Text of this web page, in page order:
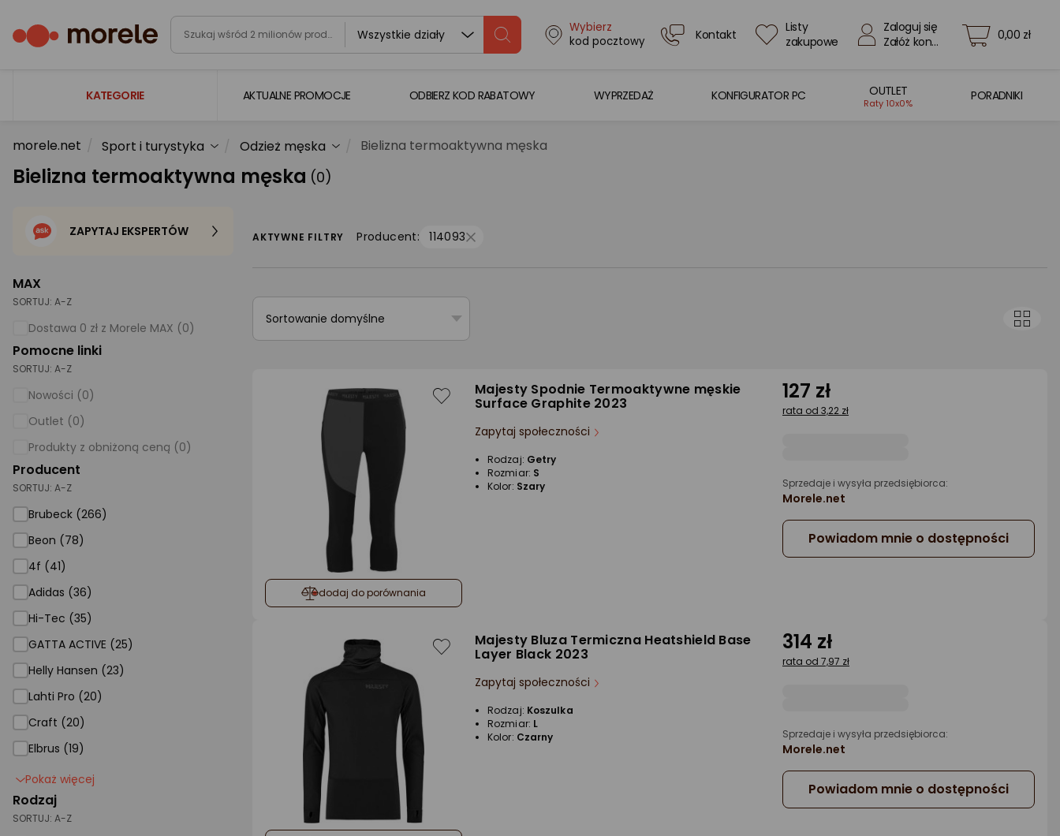
Wszystkie działy
Wybierz
kod pocztowy
Kontakt
Listy
zakupowe
Zaloguj się
Załóż konto
0,00 zł
KATEGORIE
Laptopy
Komputery
Gaming
Foto i kamery
AGD duże
Biuro i firma
Sport i turystyka
Supermarket
Strefa marek
AKTUALNE PROMOCJE ODBIERZ KOD RABATOWY WYPRZEDAŻ KONFIGURATOR PC OUTLET
Raty 10x0%
PORADNIKI
morele.net Sport i turystyka Odzież męska Bielizna termoaktywna męska
Bielizna termoaktywna męska (0)
MAX
SORTUJ: A-Z
Dostawa 0 zł z Morele MAX (0)
Pomocne linki
SORTUJ: A-Z
Nowości (0)
Outlet (0)
Produkty z obniżoną ceną (0)
Producent
SORTUJ: A-Z
Brubeck (266)
Beon (78)
4f (41)
Adidas (36)
Hi-Tec (35)
GATTA ACTIVE (25)
Helly Hansen (23)
Lahti Pro (20)
Craft (20)
Elbrus (19)
Pokaż więcej
Rodzaj
SORTUJ: A-Z
ZAPYTAJ EKSPERTÓW AKTYWNE FILTRY Producent: 114093
Sortowanie domyślne
dodaj do porównania
Majesty Spodnie Termoaktywne męskie
Surface Graphite 2023
Zapytaj społeczności
Rodzaj: Getry
Rozmiar: S
Kolor: Szary
127 zł
rata od 3,22 zł
Sprzedaje i wysyła przedsiębiorca:
Morele.net
Powiadom mnie o dostępności
Majesty Bluza Termiczna Heatshield Base
Layer Black 2023
Zapytaj społeczności
Rodzaj: Koszulka
Rozmiar: L
Kolor: Czarny
314 zł
rata od 7,97 zł
Sprzedaje i wysyła przedsiębiorca:
Morele.net
Powiadom mnie o dostępności